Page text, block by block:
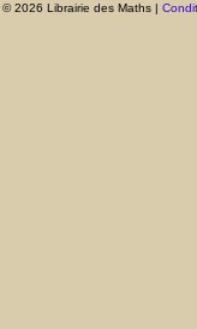
2026 Librairie des Maths |